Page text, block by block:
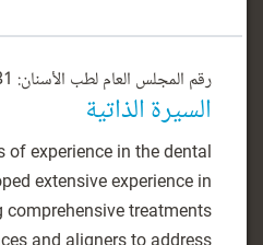
رقم المجلس العام لطب الأسنان: 98703031
السيرة الذاتية
of experience in the dental
extensive experience in
treatments